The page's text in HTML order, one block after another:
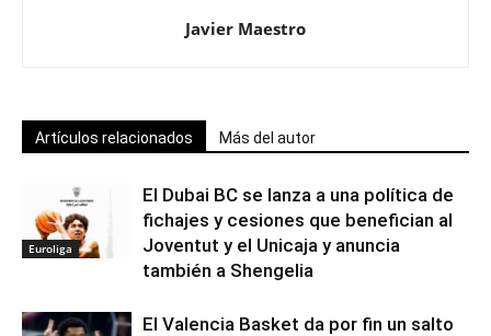
Javier Maestro
Artículos relacionados Más del autor
Euroliga
El Dubai BC se lanza a una política de
fichajes y cesiones que benefician al
Joventut y el Unicaja y anuncia
también a Shengelia
El Valencia Basket da por fin un salto